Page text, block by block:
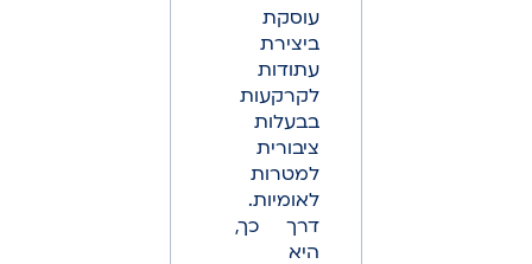
עוסקת
ביצירת
עתודות
לקרקעות
בבעלות
ציבורית
למטרות
לאומיות.
דרך כך,
היא